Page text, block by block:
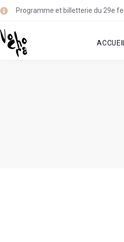
Programme et billetterie du 29e